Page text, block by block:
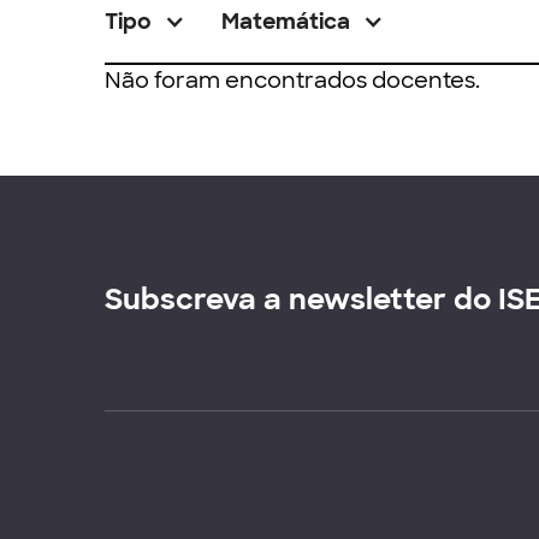
Tipo Matemática
Não foram encontrados docentes.
Subscreva a newsletter do